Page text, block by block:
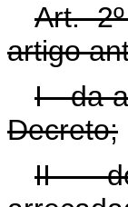
Art.
artigo
I - da
Decreto;
II -